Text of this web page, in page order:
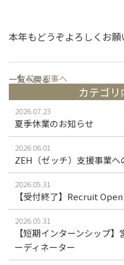
本年もどうぞよろしくお願
前の記事へ
一覧へ戻る
カテゴ
2026.07.23
夏季休業のお知らせ
2026.06.01
ZEH（ゼッチ）支援事業へ
2026.05.31
【受付終了】Recruit
2026.05.31
【短期インターンシップ
ーディネーター